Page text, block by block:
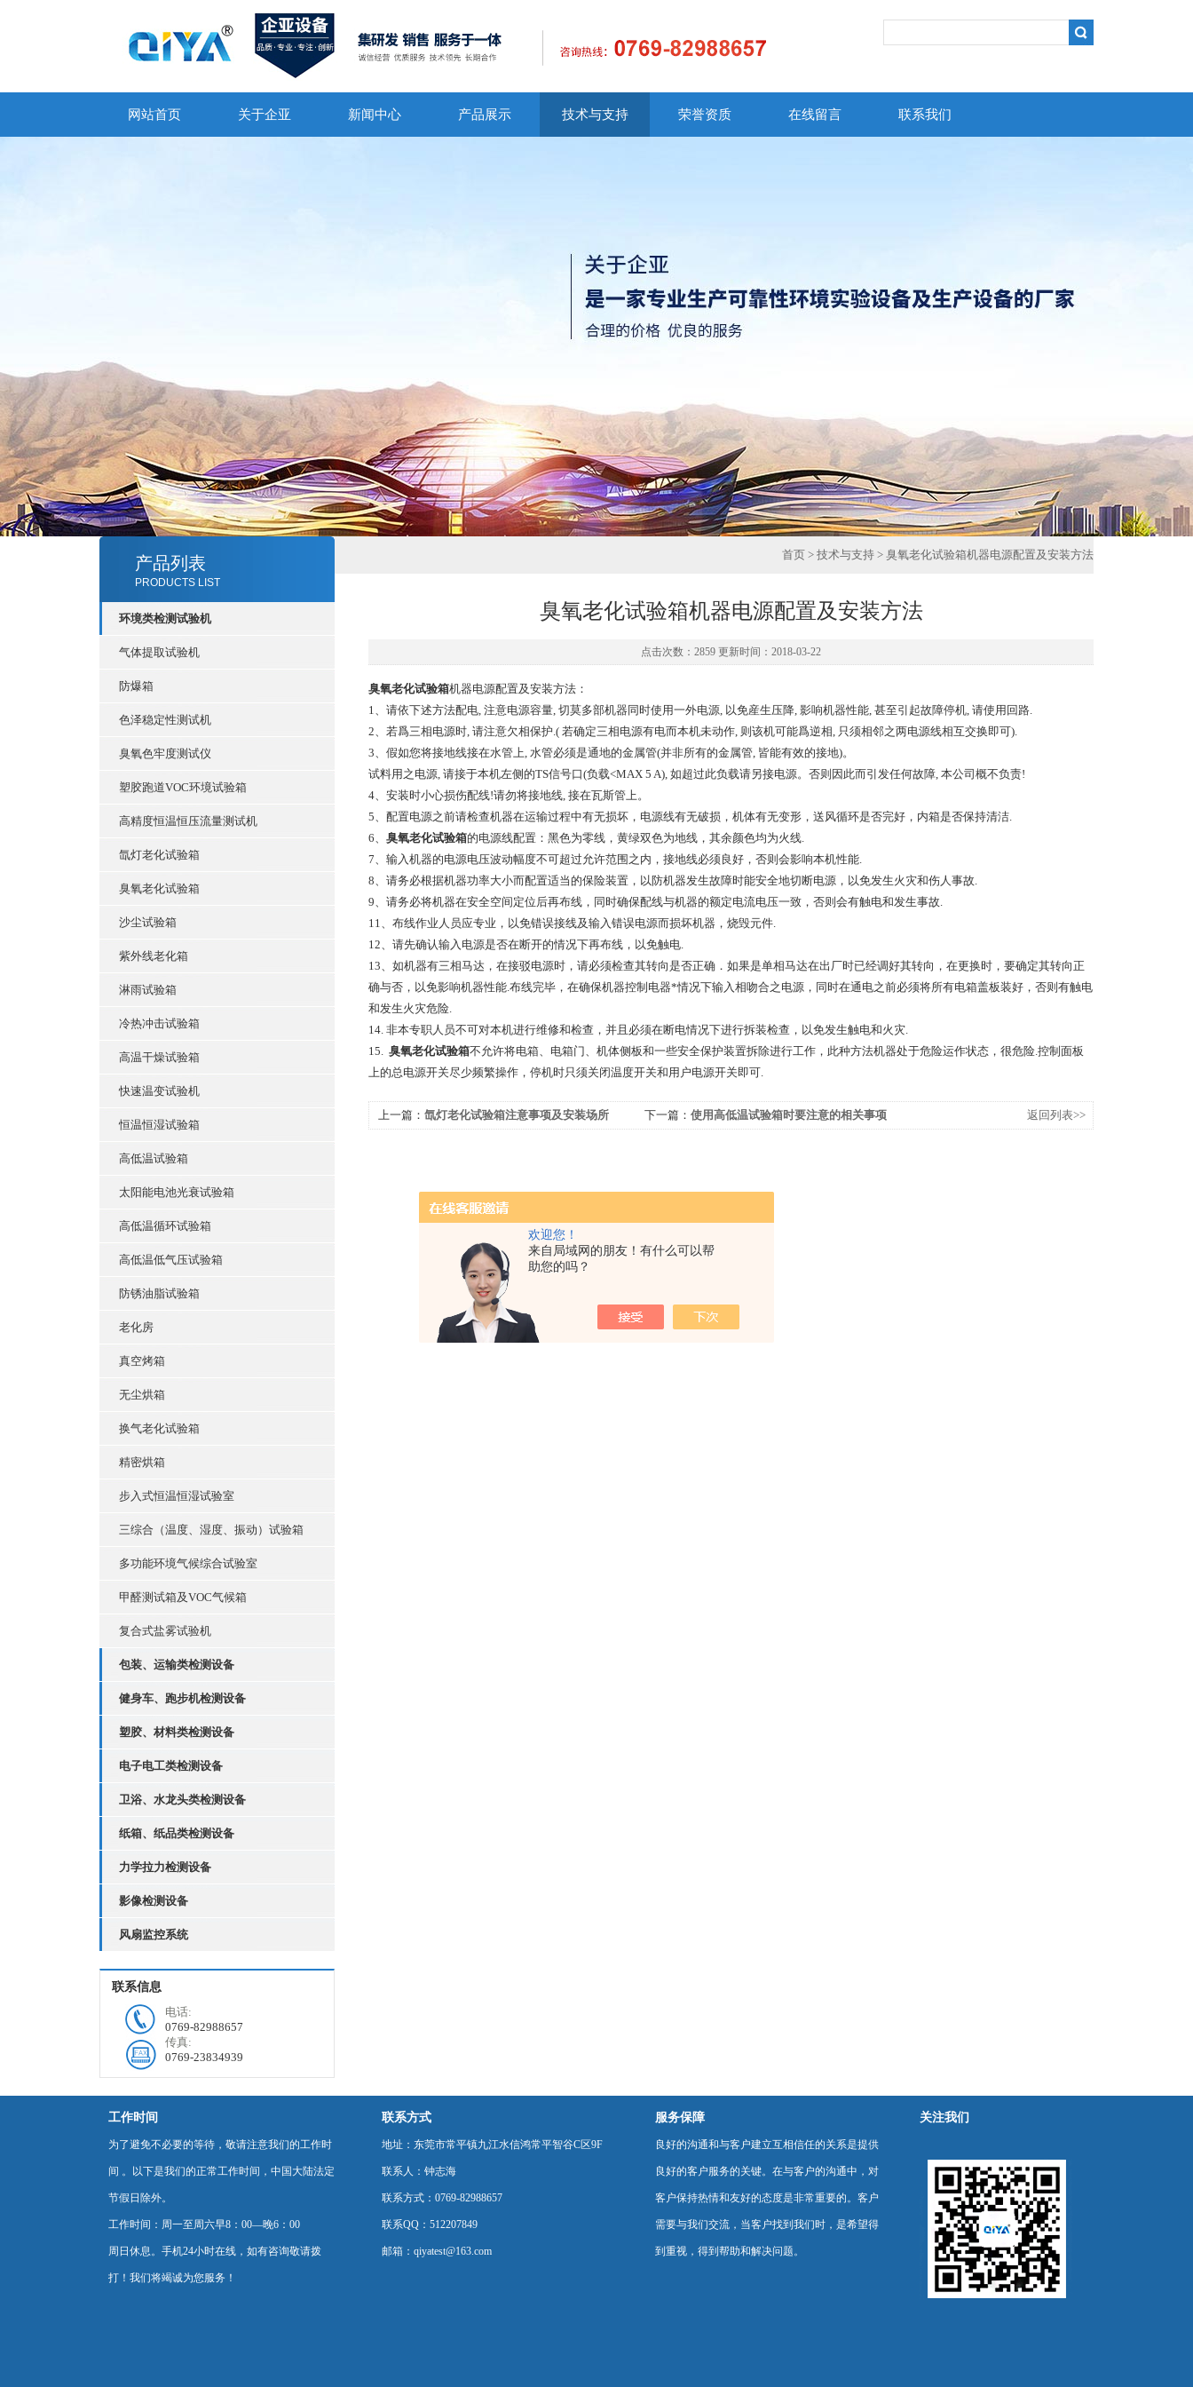
欢迎您！
来自局域网的朋友！有什么可以帮
助您的吗？
网站首页 关于企亚 新闻中心 产品展示 技术与支持 荣誉资质 在线留言 联系我们
产品列表
PRODUCTS LIST
环境类检测试验机
气体提取试验机
防爆箱
色泽稳定性测试机
臭氧色牢度测试仪
塑胶跑道VOC环境试验箱
高精度恒温恒压流量测试机
氙灯老化试验箱
臭氧老化试验箱
沙尘试验箱
紫外线老化箱
淋雨试验箱
冷热冲击试验箱
高温干燥试验箱
快速温变试验机
恒温恒湿试验箱
高低温试验箱
太阳能电池光衰试验箱
高低温循环试验箱
高低温低气压试验箱
防锈油脂试验箱
老化房
真空烤箱
无尘烘箱
换气老化试验箱
精密烘箱
步入式恒温恒湿试验室
三综合（温度、湿度、振动）试验箱
多功能环境气候综合试验室
甲醛测试箱及VOC气候箱
复合式盐雾试验机
包装、运输类检测设备
健身车、跑步机检测设备
塑胶、材料类检测设备
电子电工类检测设备
卫浴、水龙头类检测设备
纸箱、纸品类检测设备
力学拉力检测设备
影像检测设备
风扇监控系统
联系信息
电话:
0769-82988657
传真:
0769-23834939
首页 > 技术与支持 > 臭氧老化试验箱机器电源配置及安装方法
臭氧老化试验箱机器电源配置及安装方法
点击次数：2859 更新时间：2018-03-22
臭氧老化试验箱机器电源配置及安装方法：
1、请依下述方法配电, 注意电源容量, 切莫多部机器同时使用一外电源, 以免産生压降, 影响机器性能, 甚至引起故障停机, 请使用回路.
2、若爲三相电源时, 请注意欠相保护.( 若确定三相电源有电而本机未动作, 则该机可能爲逆相, 只须相邻之两电源线相互交换即可).
3、假如您将接地线接在水管上, 水管必须是通地的金属管(并非所有的金属管, 皆能有效的接地)。
试料用之电源, 请接于本机左侧的TS信号口(负载<MAX 5 A), 如超过此负载请另接电源。否则因此而引发任何故障, 本公司概不负责!
4、安装时小心损伤配线!请勿将接地线, 接在瓦斯管上。
5、配置电源之前请检查机器在运输过程中有无损坏，电源线有无破损，机体有无变形，送风循环是否完好，内箱是否保持清洁.
6、 臭氧老化试验箱的电源线配置：黑色为零线，黄绿双色为地线，其余颜色均为火线.
7、输入机器的电源电压波动幅度不可超过允许范围之内，接地线必须良好，否则会影响本机性能.
8、请务必根据机器功率大小而配置适当的保险装置，以防机器发生故障时能安全地切断电源，以免发生火灾和伤人事故.
9、请务必将机器在安全空间定位后再布线，同时确保配线与机器的额定电流电压一致，否则会有触电和发生事故.
11、布线作业人员应专业，以免错误接线及输入错误电源而损坏机器，烧毁元件.
12、请先确认输入电源是否在断开的情况下再布线，以免触电.
13、如机器有三相马达，在接驳电源时，请必须检查其转向是否正确．如果是单相马达在出厂时已经调好其转向，在更换时，要确定其转向正
确与否，以免影响机器性能.布线完毕，在确保机器控制电器*情况下输入相吻合之电源，同时在通电之前必须将所有电箱盖板装好，否则有触电
和发生火灾危险.
14. 非本专职人员不可对本机进行维修和检查，并且必须在断电情况下进行拆装检查，以免发生触电和火灾.
15. 臭氧老化试验箱不允许将电箱、电箱门、机体侧板和一些安全保护装置拆除进行工作，此种方法机器处于危险运作状态，很危险.控制面板
上的总电源开关尽少频繁操作，停机时只须关闭温度开关和用户电源开关即可.
上一篇： 氙灯老化试验箱注意事项及安装场所 下一篇： 使用高低温试验箱时要注意的相关事项 返回列表>>
工作时间
为了避免不必要的等待，敬请注意我们的工作时
间 。以下是我们的正常工作时间，中国大陆法定
节假日除外。
工作时间：周一至周六早8：00—晚6：00
周日休息。手机24小时在线，如有咨询敬请拨
打！我们将竭诚为您服务！
联系方式
地址：东莞市常平镇九江水信鸿常平智谷C区9F
联系人：钟志海
联系方式：0769-82988657
联系QQ：512207849
邮箱：qiyatest@163.com
服务保障
良好的沟通和与客户建立互相信任的关系是提供
良好的客户服务的关键。在与客户的沟通中，对
客户保持热情和友好的态度是非常重要的。客户
需要与我们交流，当客户找到我们时，是希望得
到重视，得到帮助和解决问题。
关注我们